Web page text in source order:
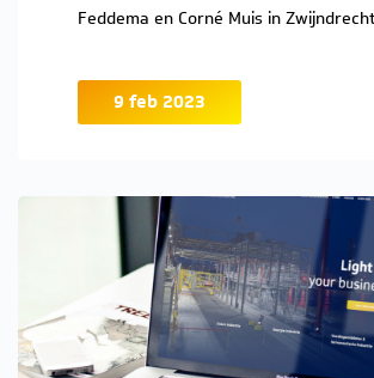
9 feb 2023
Feddema en Corné Muis in